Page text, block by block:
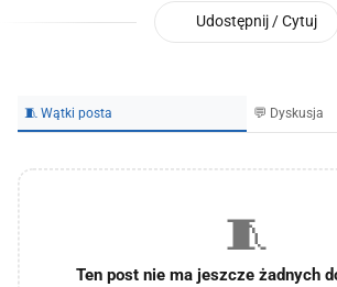
Udostępnij / Cytuj
🧵 Wątki posta 💬 Dyskusja
🧵
Ten post nie ma jeszcze żadnych